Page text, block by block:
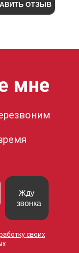
ОТЗЫВ
мне
Жду
звонка
своих